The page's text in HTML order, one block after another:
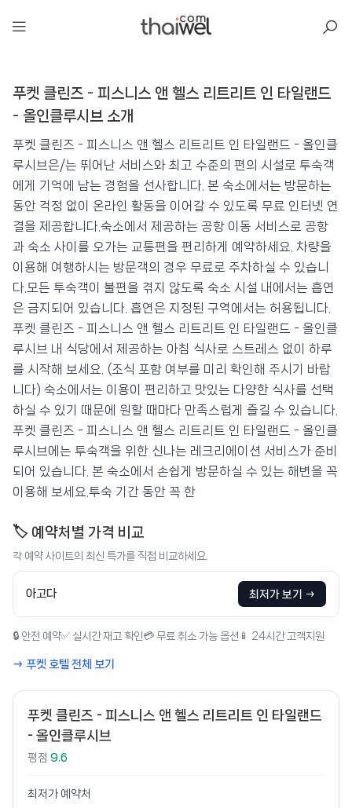
푸켓 클린즈 - 피스니스 앤 헬스 리트리트 인
타일랜드 - 올인클루시브
📍 푸켓★★★★★ ⭐ 9.6
💰 최저가 확인 · 예약하기
푸켓 클린즈 - 피스니스 앤 헬스 리트리트 인 타일랜드
- 올인클루시브 소개
푸켓 클린즈 - 피스니스 앤 헬스 리트리트 인 타일랜드 - 올인클
루시브은/는 뛰어난 서비스와 최고 수준의 편의 시설로 투숙객
에게 기억에 남는 경험을 선사합니다. 본 숙소에서는 방문하는
동안 걱정 없이 온라인 활동을 이어갈 수 있도록 무료 인터넷 연
결을 제공합니다.숙소에서 제공하는 공항 이동 서비스로 공항
과 숙소 사이를 오가는 교통편을 편리하게 예약하세요. 차량을
이용해 여행하시는 방문객의 경우 무료로 주차하실 수 있습니
다.모든 투숙객이 불편을 겪지 않도록 숙소 시설 내에서는 흡연
은 금지되어 있습니다. 흡연은 지정된 구역에서는 허용됩니다.
푸켓 클린즈 - 피스니스 앤 헬스 리트리트 인 타일랜드 - 올인클
루시브 내 식당에서 제공하는 아침 식사로 스트레스 없이 하루
를 시작해 보세요. (조식 포함 여부를 미리 확인해 주시기 바랍
니다) 숙소에서는 이용이 편리하고 맛있는 다양한 식사를 선택
하실 수 있기 때문에 원할 때마다 만족스럽게 즐길 수 있습니다.
푸켓 클린즈 - 피스니스 앤 헬스 리트리트 인 타일랜드 - 올인클
루시브에는 투숙객을 위한 신나는 레크리에이션 서비스가 준비
되어 있습니다. 본 숙소에서 손쉽게 방문하실 수 있는 해변을 꼭
이용해 보세요.투숙 기간 동안 꼭 한
🏷️ 예약처별 가격 비교
각 예약 사이트의 최신 특가를 직접 비교하세요.
아고다 최저가 보기 →
🔒 안전 예약✅ 실시간 재고 확인 💳 무료 취소 가능 옵션 📱 24시간 고객지원
→ 푸켓 호텔 전체 보기
푸켓 클린즈 - 피스니스 앤 헬스 리트리트 인 타일랜드
- 올인클루시브
평점 9.6
최저가 예약처